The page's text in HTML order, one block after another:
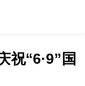
祝“6·9”国